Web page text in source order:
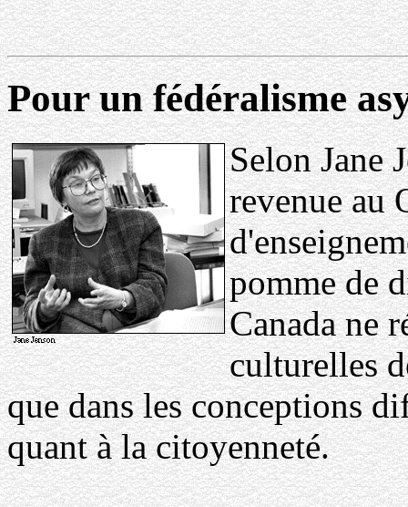
Pour un fédéralisme
Selon Jane
revenue au
pomme de
Canada ne
culturelles
que dans les conceptions
quant à la citoyenneté.